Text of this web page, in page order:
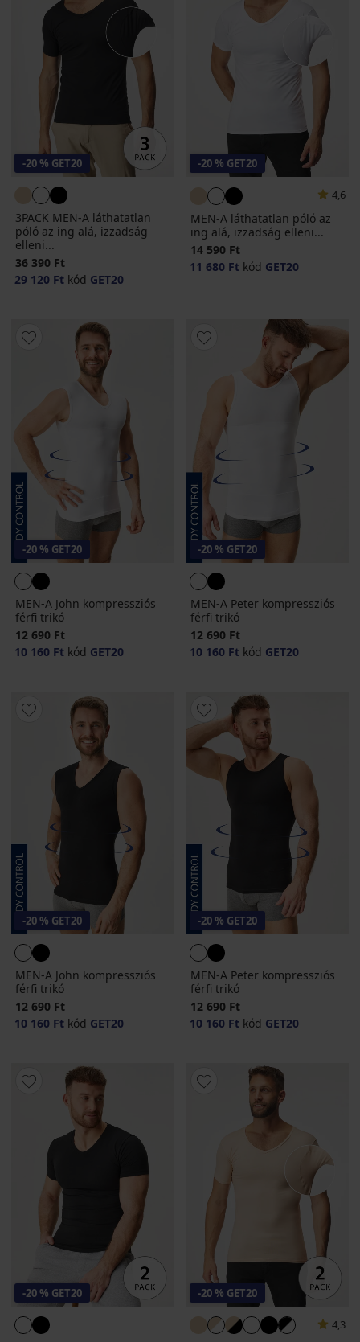
-20 % GET20
3PACK MEN-A láthatatlan
póló az ing alá, izzadság
elleni...
36 390 Ft
29 120 Ft kód GET20
-20 % GET20
4,6
MEN-A láthatatlan póló az
ing alá, izzadság elleni...
14 590 Ft
11 680 Ft kód GET20
-20 % GET20
MEN-A John kompressziós
férfi trikó
12 690 Ft
10 160 Ft kód GET20
-20 % GET20
MEN-A Peter kompressziós
férfi trikó
12 690 Ft
10 160 Ft kód GET20
-20 % GET20
MEN-A John kompressziós
férfi trikó
12 690 Ft
10 160 Ft kód GET20
-20 % GET20
MEN-A Peter kompressziós
férfi trikó
12 690 Ft
10 160 Ft kód GET20
-20 % GET20 -20 % GET20
4,3